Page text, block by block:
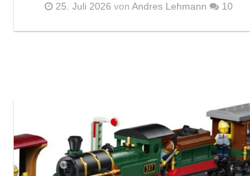
25. Juli 2026 vonAndres Lehmann 10